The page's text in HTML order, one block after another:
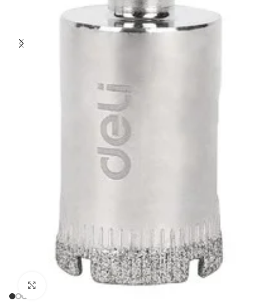
Click to enlarge